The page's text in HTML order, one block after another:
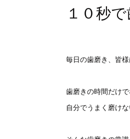
１０秒
毎日の歯磨き、皆
歯磨きの時間だけ
自分でうまく磨け